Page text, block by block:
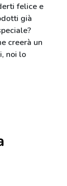
felice e
già
creerà un
noi lo